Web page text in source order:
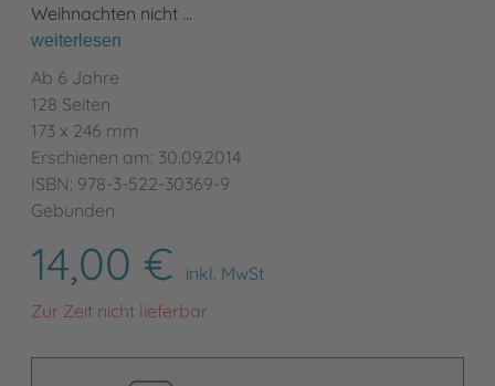
Weihnachten nicht …
weiterlesen
Ab 6 Jahre
128 Seiten
173 x 246 mm
Erschienen am: 30.09.2014
ISBN: 978-3-522-30369-9
Gebunden
14,00 €
inkl. MwSt
Zur Zeit nicht lieferbar